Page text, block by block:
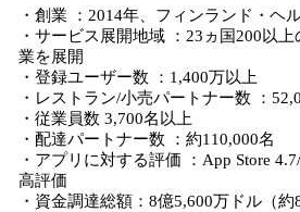
・創業 ：2014年、フィンランド・ヘ
・サービス展開地域 ：23ヵ国200以
業を展開
・登録ユーザー数 ：1,400万以上
・レストラン/小売パートナー数 ：
・従業員数 3,700名以上
・配達パートナー数 ：約110,000名
・アプリに対する評価 ：App Store
高評価
・資金調達総額：8億5,600万ドル（